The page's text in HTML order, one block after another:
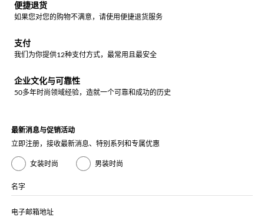
便捷退货
如果您对您的购物不满意，请使用便捷退货服务
支付
我们为你提供12种支付方式，最常用且最安全
企业文化与可靠性
50多年时尚领域经验，造就一个可靠和成功的历史
最新消息与促销活动
立即注册，接收最新消息、特别系列和专属优惠
女装时尚 男装时尚
名字
电子邮箱地址